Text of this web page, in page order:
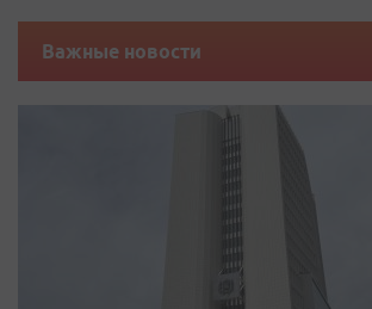
Важные новости